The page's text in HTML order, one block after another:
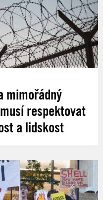
mimořádný
respektovat
a lidskost